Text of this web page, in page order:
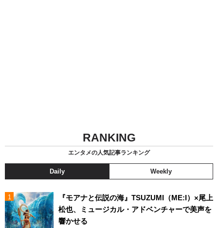
RANKING
エンタメの人気記事ランキング
Daily Weekly
『モアナと伝説の海』TSUZUMI（ME:I）×尾上
松也、ミュージカル・アドベンチャーで美声を
響かせる